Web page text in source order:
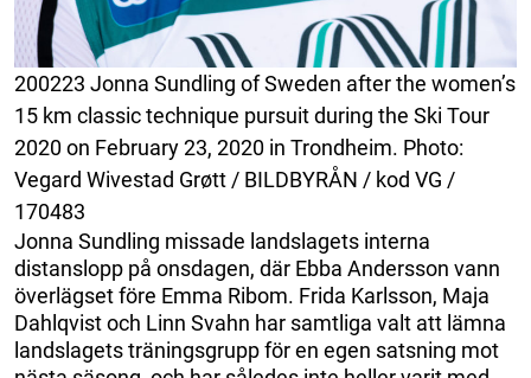
200223 Jonna Sundling of Sweden after the women’s
15 km classic technique pursuit during the Ski Tour
2020 on February 23, 2020 in Trondheim. Photo:
Vegard Wivestad Grøtt / BILDBYRÅN / kod VG /
170483
Jonna Sundling missade landslagets interna
distanslopp på onsdagen, där Ebba Andersson vann
överlägset före Emma Ribom. Frida Karlsson, Maja
Dahlqvist och Linn Svahn har samtliga valt att lämna
landslagets träningsgrupp för en egen satsning mot